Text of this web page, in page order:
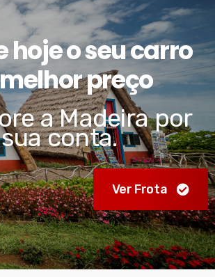
hoje o seu carro
preço
a Madeira por
sua conta.
Ver Frota